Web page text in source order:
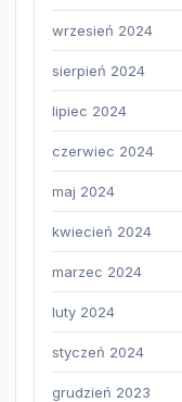
wrzesień 2024
sierpień 2024
lipiec 2024
czerwiec 2024
maj 2024
kwiecień 2024
marzec 2024
luty 2024
styczeń 2024
grudzień 2023